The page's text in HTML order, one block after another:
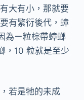
大有小，那就要
有繁衍後代，蟑
為ㄧ粒棕帶蟑螂
，10 粒就是至少
若是牠的未成